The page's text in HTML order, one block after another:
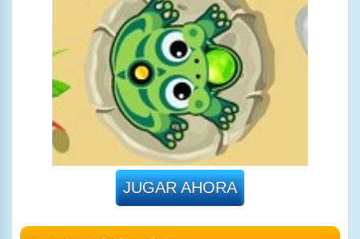
JUGAR AHORA